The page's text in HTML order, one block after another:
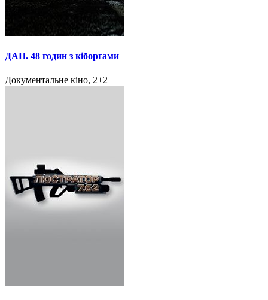
ДАП. 48 годин з кіборгами
Документальне кіно, 2+2